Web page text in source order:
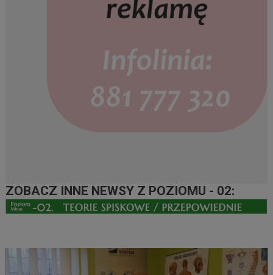
ZOBACZ INNE NEWSY Z POZIOMU - 02: